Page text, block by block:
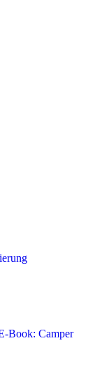
Book: Camper